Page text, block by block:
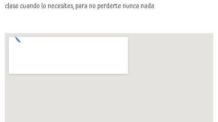
clase cuando lo necesites, para no perderte nunca nada.